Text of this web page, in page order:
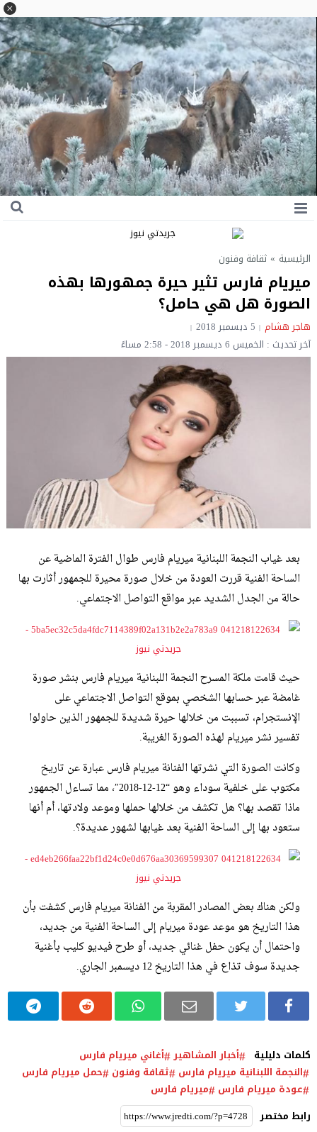
الرئيسية » ثقافة وفنون
ميريام فارس تثير حيرة جمهورها بهذه
الصورة هل هي حامل؟
هاجر هشام 5 ديسمبر 2018
آخر تحديث : الخميس 6 ديسمبر 2018 - 2:58 مساءً
بعد غياب النجمة اللبنانية ميريام فارس طوال الفترة الماضية عن
الساحة الفنية قررت العودة من خلال صورة محيرة للجمهور أثارت بها
حالة من الجدل الشديد عبر مواقع التواصل الاجتماعي.
حيث قامت ملكة المسرح النجمة اللبنانية ميريام فارس بنشر صورة
غامضة عبر حسابها الشخصي بموقع التواصل الاجتماعي على
الإنستجرام، تسببت من خلالها حيرة شديدة للجمهور الذين حاولوا
تفسير نشر ميريام لهذه الصورة الغريبة.
وكانت الصورة التي نشرتها الفنانة ميريام فارس عبارة عن تاريخ
مكتوب على خلفية سوداء وهو “12-12-2018″، مما تساءل الجمهور
ماذا تقصد بها؟ هل تكشف من خلالها حملها وموعد ولادتها، أم أنها
ستعود بها إلى الساحة الفنية بعد غيابها لشهور عديدة؟.
ولكن هناك بعض المصادر المقربة من الفنانة ميريام فارس كشفت بأن
هذا التاريخ هو موعد عودة ميريام إلى الساحة الفنية من جديد،
واحتمال أن يكون حفل غنائي جديد، أو طرح فيديو كليب بأغنية
جديدة سوف تذاع في هذا التاريخ 12 ديسمبر الجاري.
كلمات دليلية أخبار المشاهير أغاني ميريام فارس
النجمة اللبنانية ميريام فارس ثقافة وفنون حمل ميريام فارس
عودة ميريام فارس ميريام فارس
رابط مختصر